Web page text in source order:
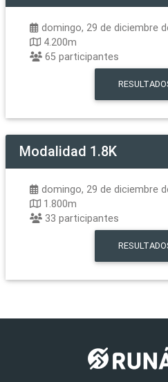
domingo, 29 de diciembre
4.200m
65 participantes
Modalidad 1.8K
domingo, 29 de diciembre
1.800m
33 participantes